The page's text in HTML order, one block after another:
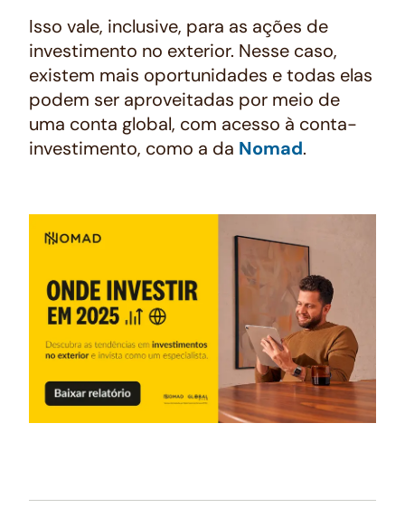
Isso vale, inclusive, para as ações de
investimento no exterior. Nesse caso,
existem mais oportunidades e todas elas
podem ser aproveitadas por meio de
uma conta global, com acesso à conta-
investimento, como a da Nomad.